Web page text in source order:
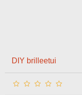
DIY brilleetui